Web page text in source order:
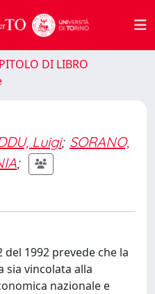
DI LIBRO
Luigi; SORANO,
;
1992 prevede che la
vincolata alla
nazionale e